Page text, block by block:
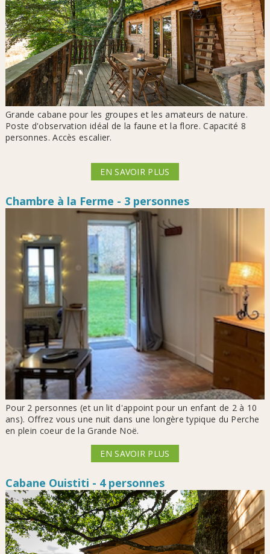
Grande cabane pour les groupes et les amateurs de nature.
Poste d'observation idéal de la faune et la flore. Capacité 8
personnes. Accès escalier.
EN SAVOIR PLUS
Chambre à la Ferme - 3 personnes
Pour 2 personnes (et un lit d'appoint pour un enfant de 2 à 10
ans). Offrez vous une nuit dans une longère typique du Perche
en plein coeur de la Grande Noë.
EN SAVOIR PLUS
Cabane Ouistiti - 4 personnes